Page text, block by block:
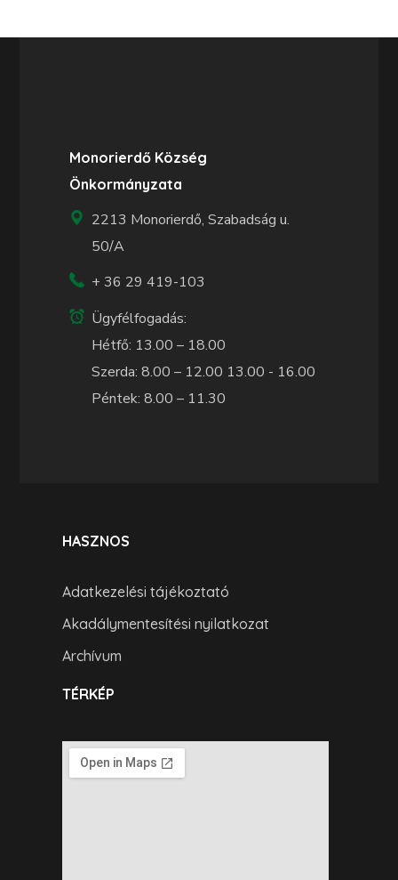
Monorierdő Község
Önkormányzata
2213 Monorierdő, Szabadság u.
50/A
+ 36 29 419-103
Ügyfélfogadás:
Hétfő: 13.00 – 18.00
Szerda: 8.00 – 12.00 13.00 - 16.00
Péntek: 8.00 – 11.30
HASZNOS
Adatkezelési tájékoztató
Akadálymentesítési nyilatkozat
Archívum
TÉRKÉP